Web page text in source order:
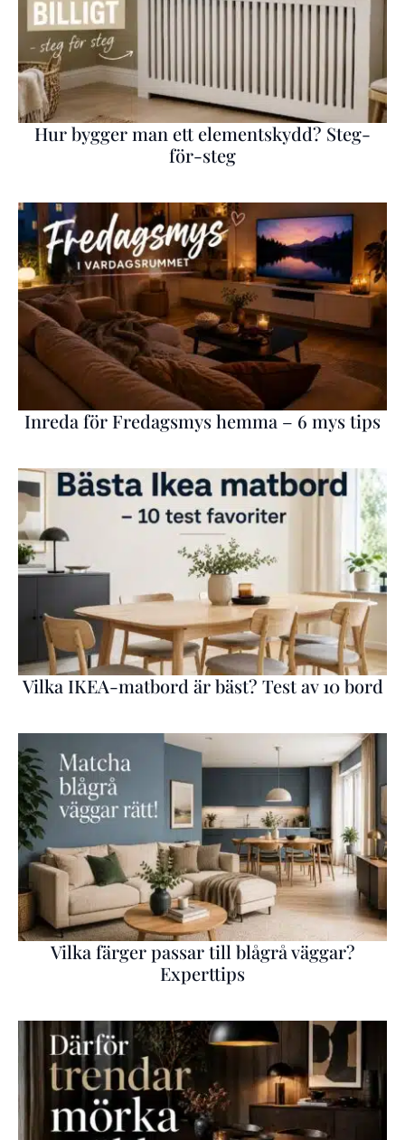
Hur bygger man ett elementskydd? Steg-
för-steg
Inreda för Fredagsmys hemma – 6 mys tips
Vilka IKEA-matbord är bäst? Test av 10 bord
Vilka färger passar till blågrå väggar?
Experttips